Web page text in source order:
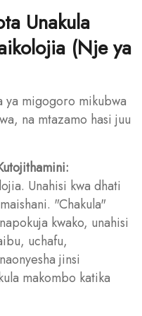
Unakula
(Nje ya
ya migogoro mikubwa
na mtazamo hasi juu
Unahisi kwa dhati
"Chakula"
kwako, unahisi
uchafu,
jinsi
makombo katika